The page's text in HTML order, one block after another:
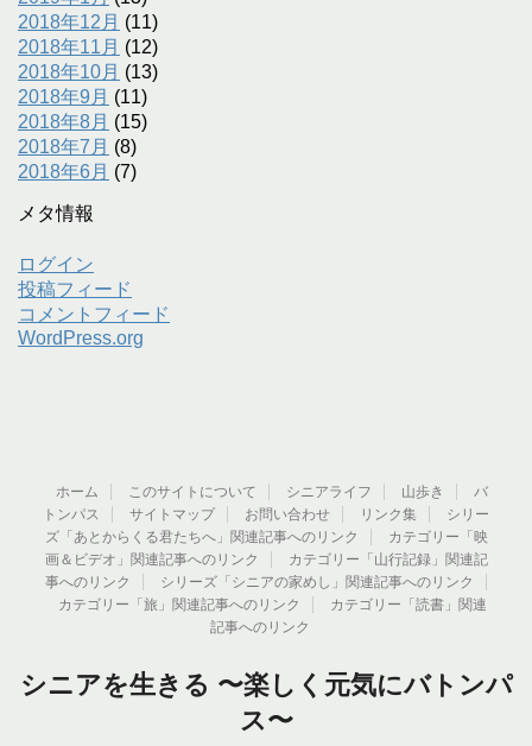
2018年12月 (11)
2018年11月 (12)
2018年10月 (13)
2018年9月 (11)
2018年8月 (15)
2018年7月 (8)
2018年6月 (7)
メタ情報
ログイン
投稿フィード
コメントフィード
WordPress.org
ホーム このサイトについて シニアライフ 山歩き
バ
トンパス
サイトマップ お問い合わせ リンク集
シリー
ズ「あとからくる君たちへ」関連記事へのリンク
カテゴリー「映
画＆ビデオ」関連記事へのリンク
カテゴリー「山行記録」関連記
事へのリンク
シリーズ「シニアの家めし」関連記事へのリンク
カテゴリー「旅」関連記事へのリンク
カテゴリー「読書」関連
記事へのリンク
シニアを生きる 〜楽しく元気にバトンパ
ス〜